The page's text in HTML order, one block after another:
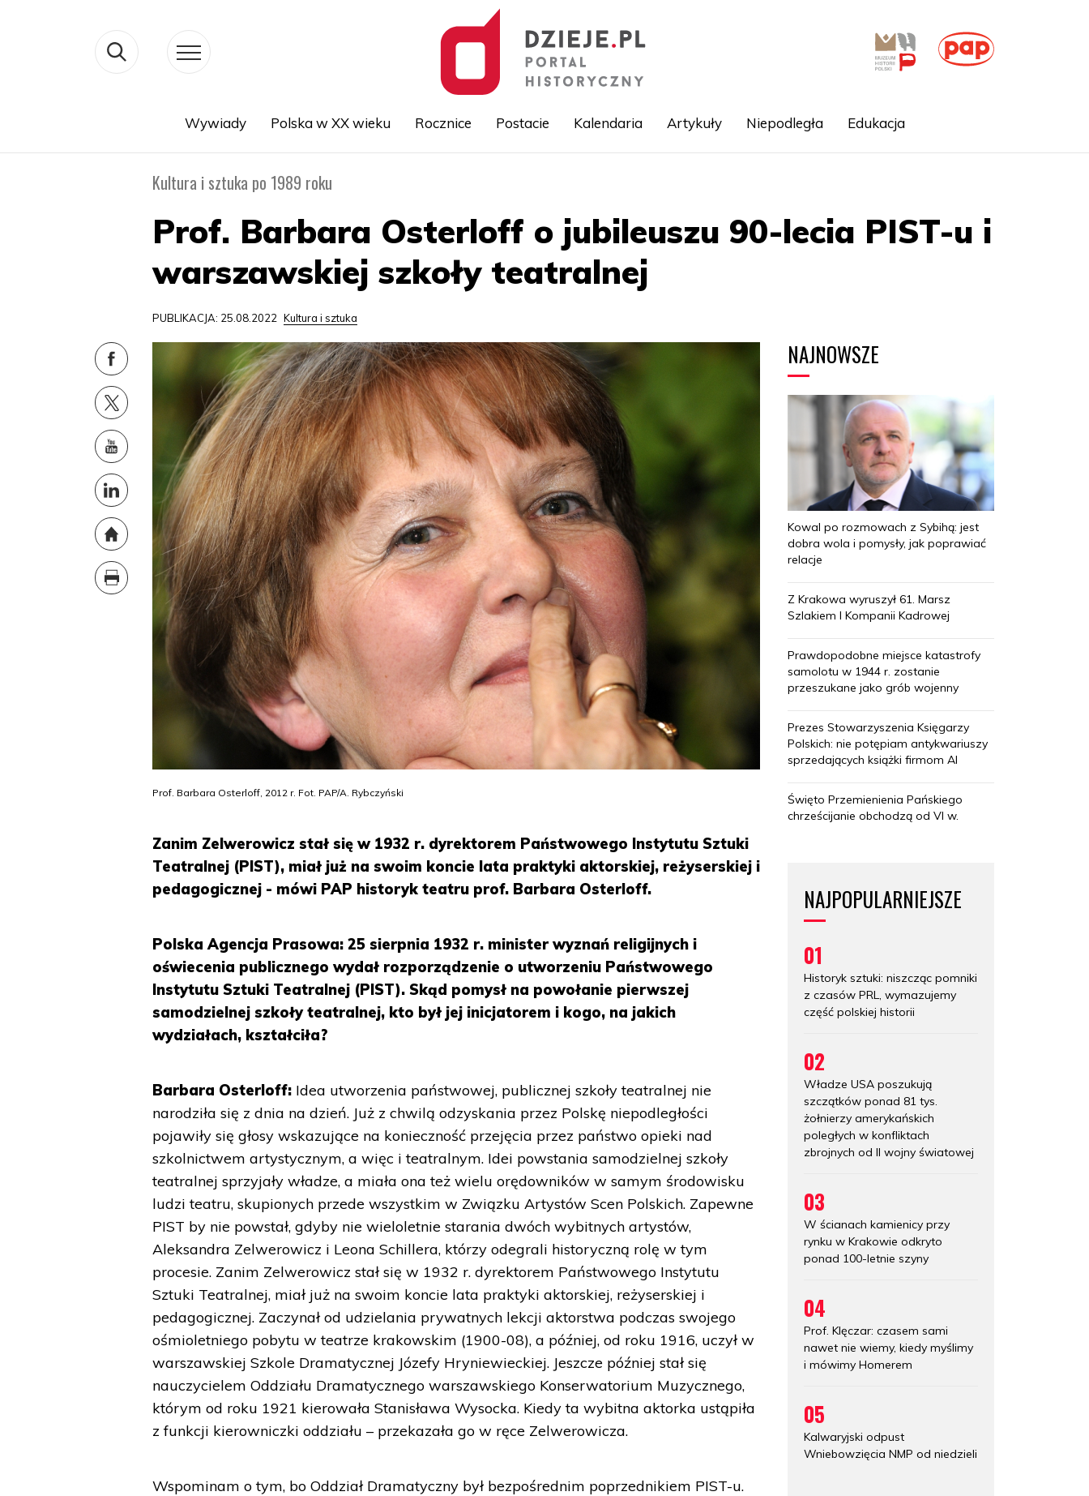
treści
Wywiady Polska w XX wieku Rocznice Postacie Kalendaria Artykuły Niepodległa Edukacja
Kultura i sztuka po 1989 roku
Prof. Barbara Osterloff o jubileuszu 90-lecia PIST-u i
warszawskiej szkoły teatralnej
PUBLIKACJA: 25.08.2022 Kultura i sztuka
Prof. Barbara Osterloff, 2012 r. Fot. PAP/A. Rybczyński
Zanim Zelwerowicz stał się w 1932 r. dyrektorem Państwowego Instytutu Sztuki
Teatralnej (PIST), miał już na swoim koncie lata praktyki aktorskiej, reżyserskiej i
pedagogicznej - mówi PAP historyk teatru prof. Barbara Osterloff.
Polska Agencja Prasowa: 25 sierpnia 1932 r. minister wyznań religijnych i
oświecenia publicznego wydał rozporządzenie o utworzeniu Państwowego
Instytutu Sztuki Teatralnej (PIST). Skąd pomysł na powołanie pierwszej
samodzielnej szkoły teatralnej, kto był jej inicjatorem i kogo, na jakich
wydziałach, kształciła?
Barbara Osterloff: Idea utworzenia państwowej, publicznej szkoły teatralnej nie
narodziła się z dnia na dzień. Już z chwilą odzyskania przez Polskę niepodległości
pojawiły się głosy wskazujące na konieczność przejęcia przez państwo opieki nad
szkolnictwem artystycznym, a więc i teatralnym. Idei powstania samodzielnej szkoły
teatralnej sprzyjały władze, a miała ona też wielu orędowników w samym środowisku
ludzi teatru, skupionych przede wszystkim w Związku Artystów Scen Polskich. Zapewne
PIST by nie powstał, gdyby nie wieloletnie starania dwóch wybitnych artystów,
Aleksandra Zelwerowicz i Leona Schillera, którzy odegrali historyczną rolę w tym
procesie. Zanim Zelwerowicz stał się w 1932 r. dyrektorem Państwowego Instytutu
Sztuki Teatralnej, miał już na swoim koncie lata praktyki aktorskiej, reżyserskiej i
pedagogicznej. Zaczynał od udzielania prywatnych lekcji aktorstwa podczas swojego
ośmioletniego pobytu w teatrze krakowskim (1900-08), a później, od roku 1916, uczył w
warszawskiej Szkole Dramatycznej Józefy Hryniewieckiej. Jeszcze później stał się
nauczycielem Oddziału Dramatycznego warszawskiego Konserwatorium Muzycznego,
którym od roku 1921 kierowała Stanisława Wysocka. Kiedy ta wybitna aktorka ustąpiła
z funkcji kierowniczki oddziału – przekazała go w ręce Zelwerowicza.
Wspominam o tym, bo Oddział Dramatyczny był bezpośrednim poprzednikiem PIST-u.
NAJNOWSZE
Kowal po rozmowach z Sybihą: jest
dobra wola i pomysły, jak poprawiać
relacje
Z Krakowa wyruszył 61. Marsz
Szlakiem I Kompanii Kadrowej
Prawdopodobne miejsce katastrofy
samolotu w 1944 r. zostanie
przeszukane jako grób wojenny
Prezes Stowarzyszenia Księgarzy
Polskich: nie potępiam antykwariuszy
sprzedających książki firmom AI
Święto Przemienienia Pańskiego
chrześcijanie obchodzą od VI w.
NAJPOPULARNIEJSZE
01
Historyk sztuki: niszcząc pomniki
z czasów PRL, wymazujemy
część polskiej historii
02
Władze USA poszukują
szczątków ponad 81 tys.
żołnierzy amerykańskich
poległych w konfliktach
zbrojnych od II wojny światowej
03
W ścianach kamienicy przy
rynku w Krakowie odkryto
ponad 100-letnie szyny
04
Prof. Klęczar: czasem sami
nawet nie wiemy, kiedy myślimy
i mówimy Homerem
05
Kalwaryjski odpust
Wniebowzięcia NMP od niedzieli